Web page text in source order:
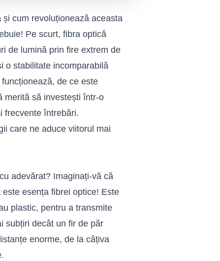
și cum revoluționează aceasta
Pe scurt, fibra optică
de lumină prin fire extrem de
o stabilitate incomparabilă
de ce este
merită să investești într-o
frecvente întrebări.
care ne aduce viitorul mai
adevărat? Imaginați-vă că
esența fibrei optice! Este
plastic, pentru a transmite
subțiri decât un fir de păr
enorme, de la câțiva